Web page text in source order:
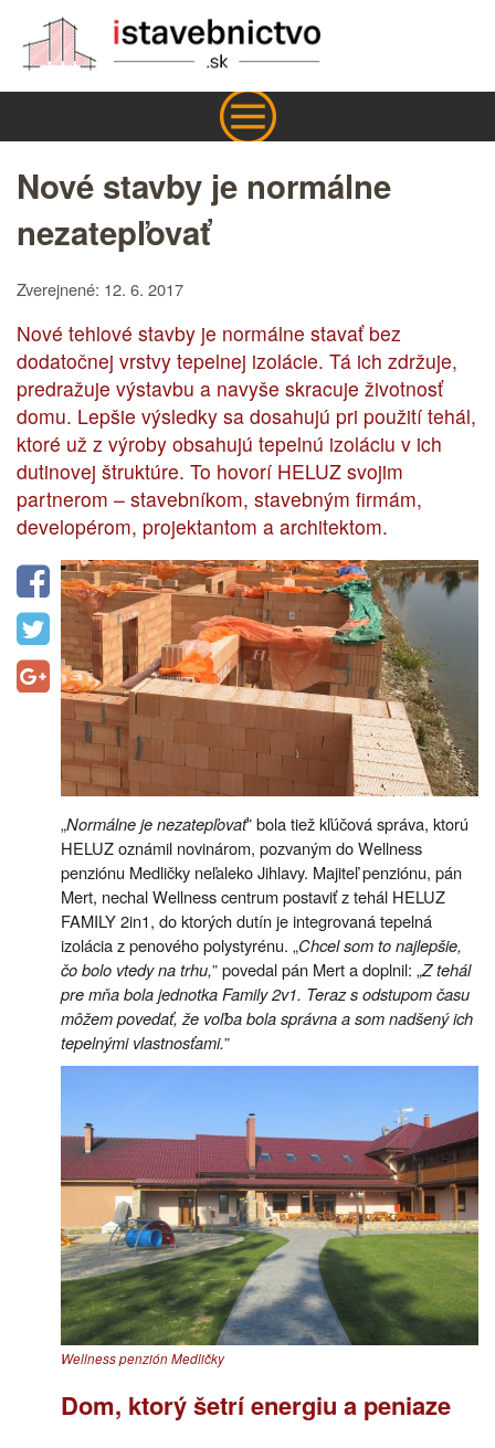
Nové stavby je normálne
nezatepľovať
Zverejnené: 12. 6. 2017
Nové tehlové stavby je normálne stavať bez
dodatočnej vrstvy tepelnej izolácie. Tá ich zdržuje,
predražuje výstavbu a navyše skracuje životnosť
domu. Lepšie výsledky sa dosahujú pri použití tehál,
ktoré už z výroby obsahujú tepelnú izoláciu v ich
dutinovej štruktúre. To hovorí HELUZ svojim
partnerom – stavebníkom, stavebným firmám,
developérom, projektantom a architektom.
„Normálne je nezatepľovať” bola tiež kľúčová správa, ktorú
HELUZ oznámil novinárom, pozvaným do Wellness
penziónu Medličky neľaleko Jihlavy. Majiteľ penziónu, pán
Mert, nechal Wellness centrum postaviť z tehál HELUZ
FAMILY 2in1, do ktorých dutín je integrovaná tepelná
izolácia z penového polystyrénu. „Chcel som to najlepšie,
čo bolo vtedy na trhu,” povedal pán Mert a doplnil: „Z tehál
pre mňa bola jednotka Family 2v1. Teraz s odstupom času
môžem povedať, že voľba bola správna a som nadšený ich
tepelnými vlastnosťami.”
Wellness penzión Medličky
Dom, ktorý šetrí energiu a peniaze